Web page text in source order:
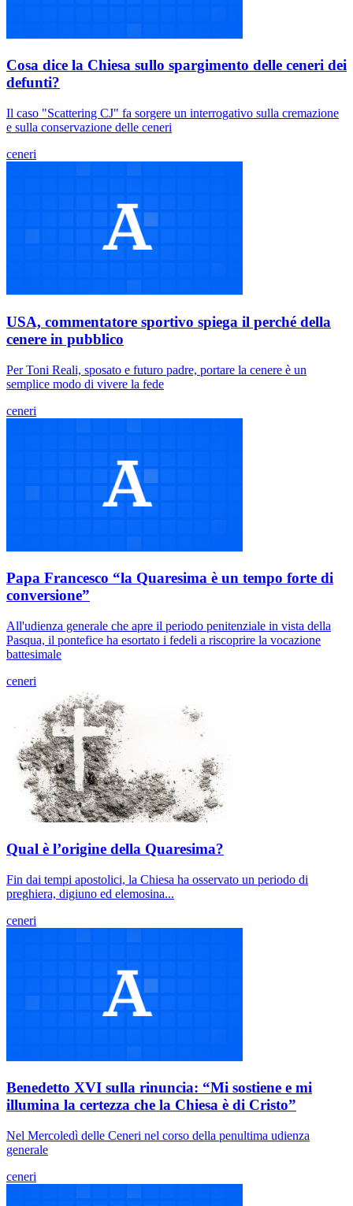
Cosa dice la Chiesa sullo spargimento delle ceneri dei
defunti?
Il caso "Scattering CJ" fa sorgere un interrogativo sulla cremazione
e sulla conservazione delle ceneri
ceneri
USA, commentatore sportivo spiega il perché della
cenere in pubblico
Per Toni Reali, sposato e futuro padre, portare la cenere è un
semplice modo di vivere la fede
ceneri
Papa Francesco “la Quaresima è un tempo forte di
conversione”
All'udienza generale che apre il periodo penitenziale in vista della
Pasqua, il pontefice ha esortato i fedeli a riscoprire la vocazione
battesimale
ceneri
Qual è l’origine della Quaresima?
Fin dai tempi apostolici, la Chiesa ha osservato un periodo di
preghiera, digiuno ed elemosina...
ceneri
Benedetto XVI sulla rinuncia: “Mi sostiene e mi
illumina la certezza che la Chiesa è di Cristo”
Nel Mercoledì delle Ceneri nel corso della penultima udienza
generale
ceneri